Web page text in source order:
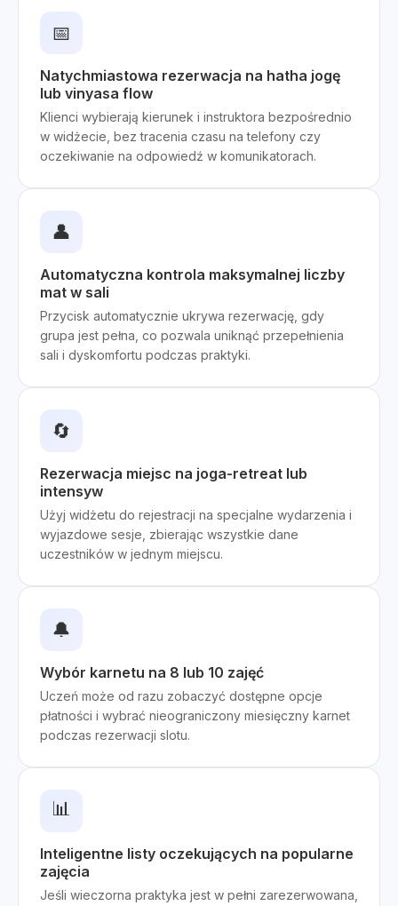
📅
Natychmiastowa rezerwacja na hatha jogę
lub vinyasa flow
Klienci wybierają kierunek i instruktora bezpośrednio
w widżecie, bez tracenia czasu na telefony czy
oczekiwanie na odpowiedź w komunikatorach.
👤
Automatyczna kontrola maksymalnej liczby
mat w sali
Przycisk automatycznie ukrywa rezerwację, gdy
grupa jest pełna, co pozwala uniknąć przepełnienia
sali i dyskomfortu podczas praktyki.
🔄
Rezerwacja miejsc na joga-retreat lub
intensyw
Użyj widżetu do rejestracji na specjalne wydarzenia i
wyjazdowe sesje, zbierając wszystkie dane
uczestników w jednym miejscu.
🔔
Wybór karnetu na 8 lub 10 zajęć
Uczeń może od razu zobaczyć dostępne opcje
płatności i wybrać nieograniczony miesięczny karnet
podczas rezerwacji slotu.
📊
Inteligentne listy oczekujących na popularne
zajęcia
Jeśli wieczorna praktyka jest w pełni zarezerwowana,